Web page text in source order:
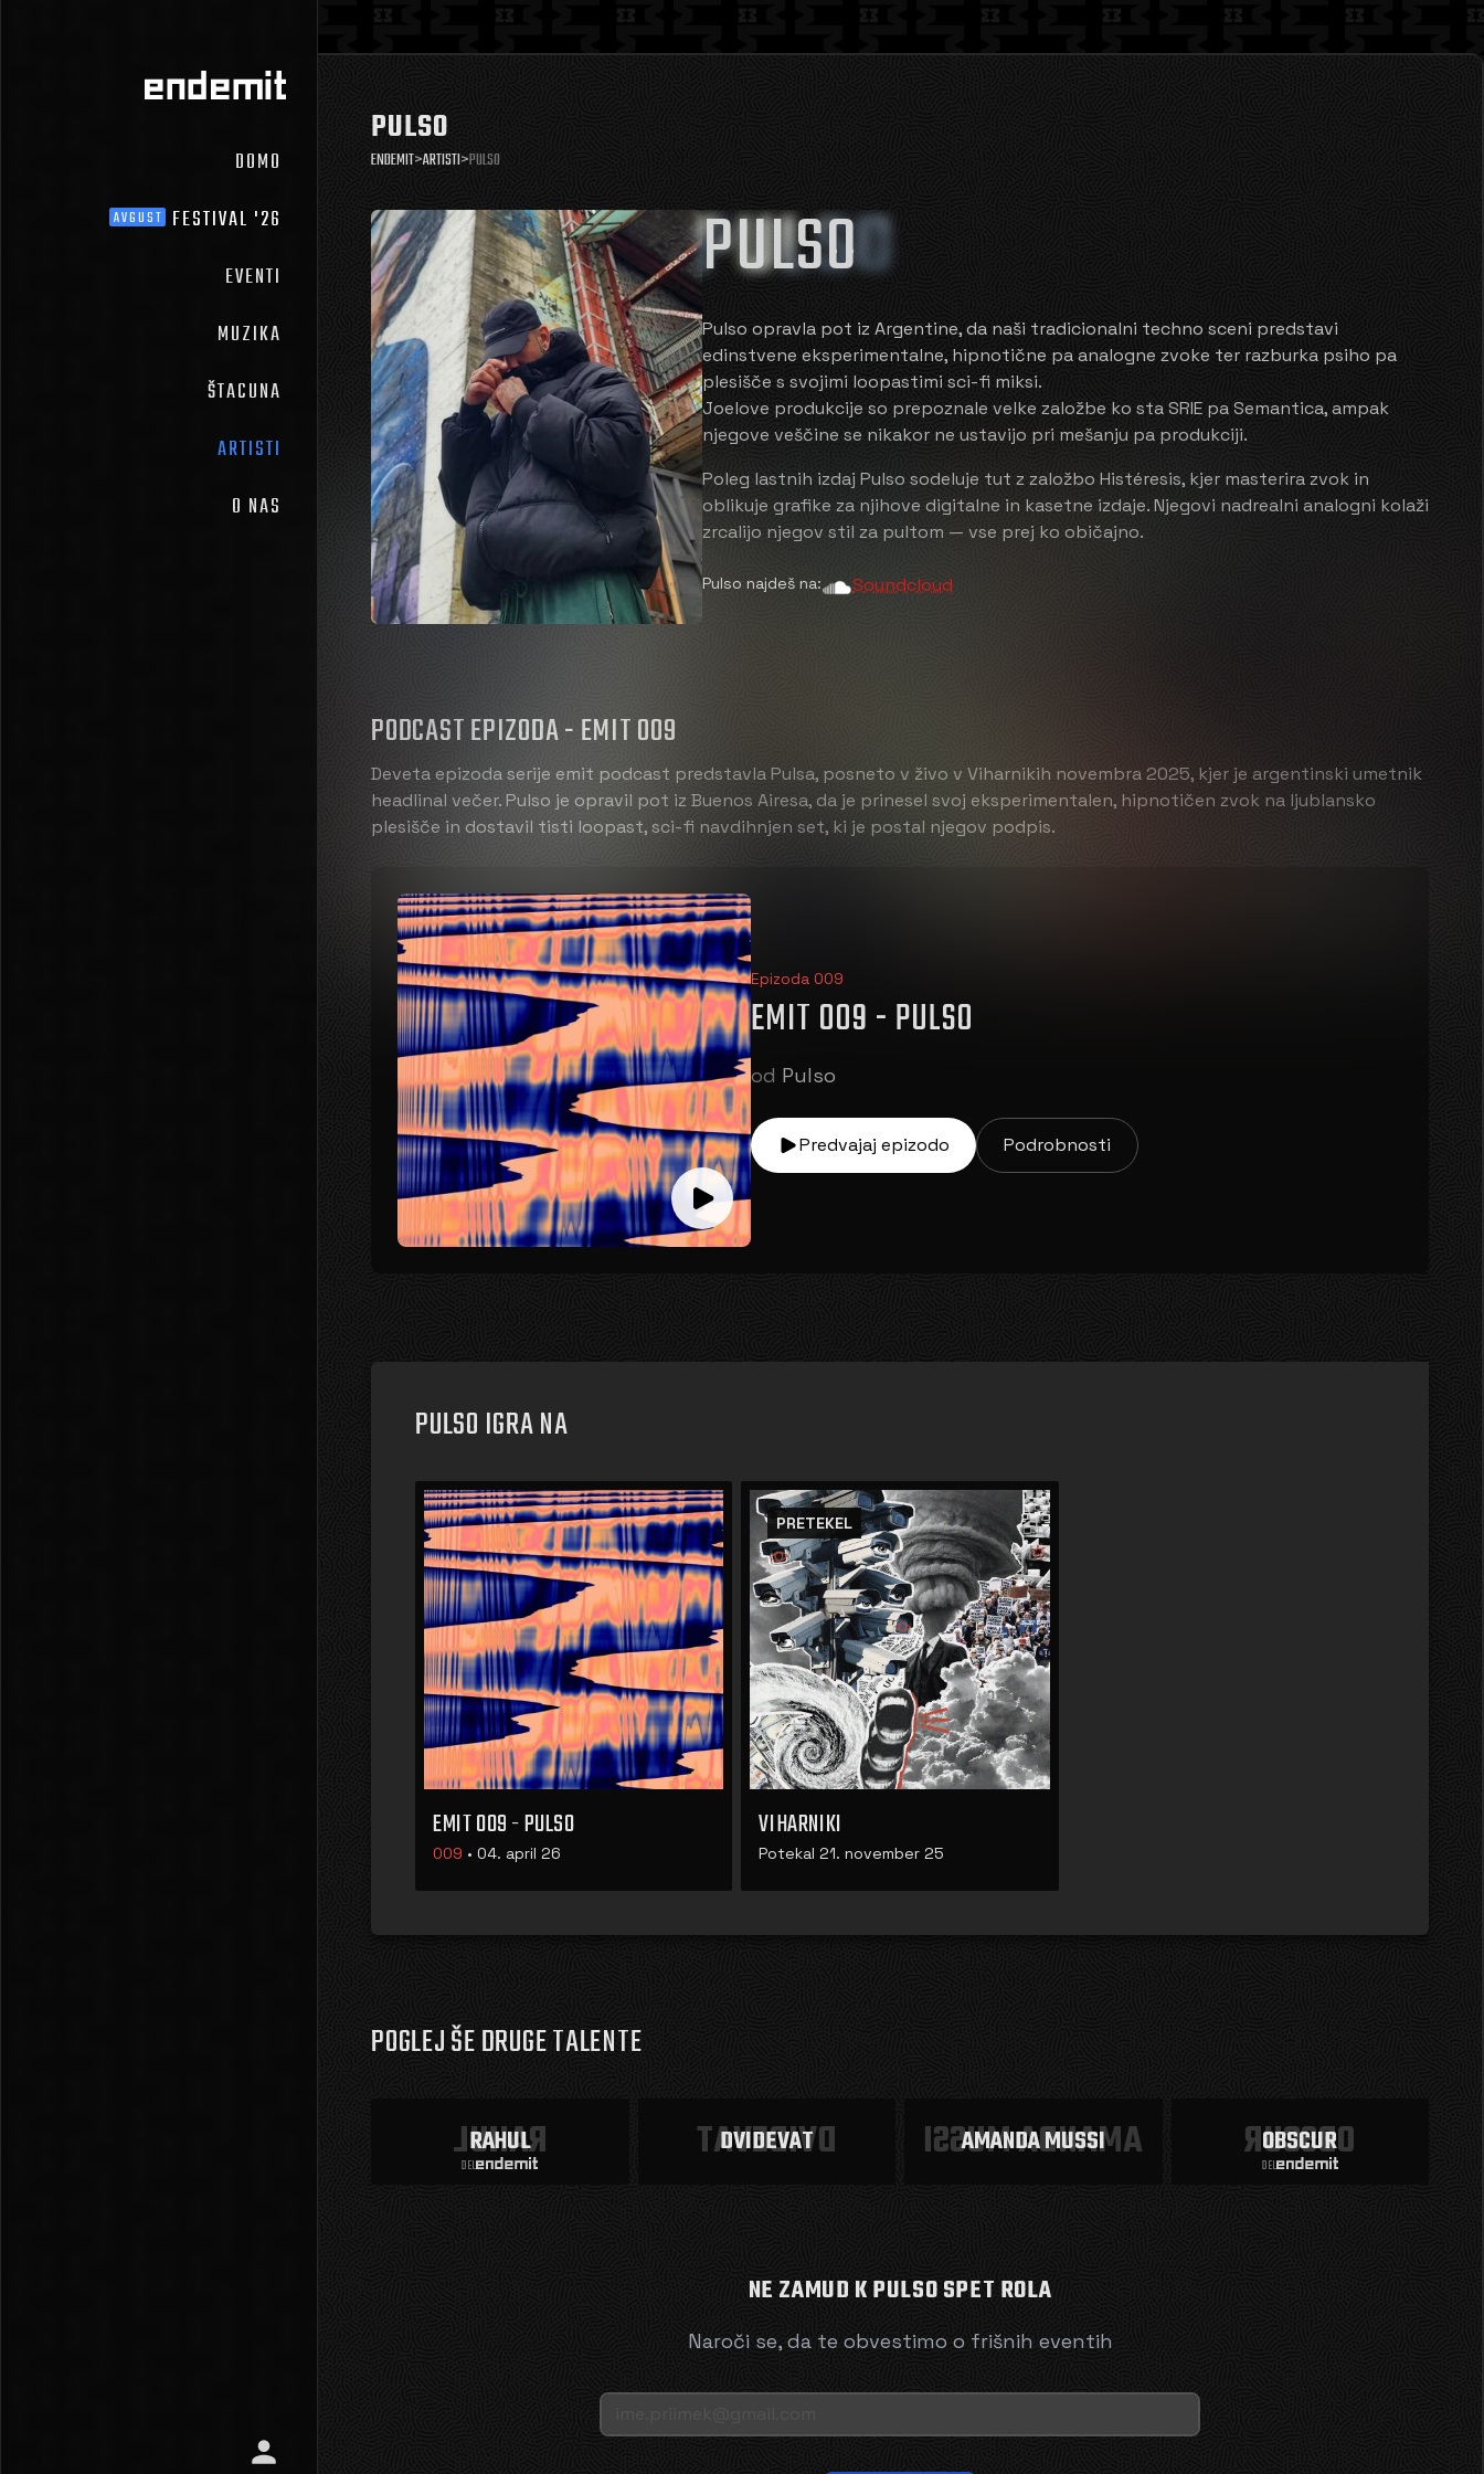
DOMO
AVGUST FESTIVAL '26
EVENTI
MUZIKA
ŠTACUNA
ARTISTI
O NAS
PULSO
ENDEMIT>ARTISTI>PULSO
PULSO
PULSO
Pulso opravla pot iz Argentine, da naši tradicionalni techno sceni predstavi
edinstvene eksperimentalne, hipnotične pa analogne zvoke ter razburka psiho pa
plesišče s svojimi loopastimi sci-fi miksi.
Joelove produkcije so prepoznale velke založbe ko sta SRIE pa Semantica, ampak
njegove veščine se nikakor ne ustavijo pri mešanju pa produkciji.
Poleg lastnih izdaj Pulso sodeluje tut z založbo Histéresis, kjer masterira zvok in
oblikuje grafike za njihove digitalne in kasetne izdaje. Njegovi nadrealni analogni kolaži
zrcalijo njegov stil za pultom — vse prej ko običajno.
Pulso najdeš na: Soundcloud
PODCAST EPIZODA - EMIT 009
Deveta epizoda serije emit podcast predstavla Pulsa, posneto v živo v Viharnikih novembra 2025, kjer je argentinski umetnik
headlinal večer. Pulso je opravil pot iz Buenos Airesa, da je prinesel svoj eksperimentalen, hipnotičen zvok na ljublansko
plesišče in dostavil tisti loopast, sci-fi navdihnjen set, ki je postal njegov podpis.
Epizoda 009
EMIT 009 - PULSO
od Pulso
Predvajaj epizodo Podrobnosti
PULSO IGRA NA
EMIT 009 - PULSO
009 • 04. april 26
PRETEKEL
VIHARNIKI
Potekal 21. november 25
POGLEJ ŠE DRUGE TALENTE
RAHUL
RAHUL
DEL
DVIDEVAT
DVIDEVAT AMANDA MUSSI
AMANDA MUSSI OBSCUR
OBSCUR
DEL
NE ZAMUD K PULSO SPET ROLA
Naroči se, da te obvestimo o frišnih eventih